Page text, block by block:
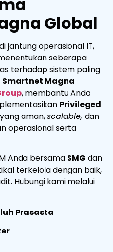
Global
jantung operasional IT,
seberapa
terhadap sistem paling
Smartnet Magna
, membantu Anda
Privileged
yang aman,scalable, dan
operasional serta
Anda bersama SMG dan
terkelola dengan baik,
Hubungi kami melalui
Prasasta